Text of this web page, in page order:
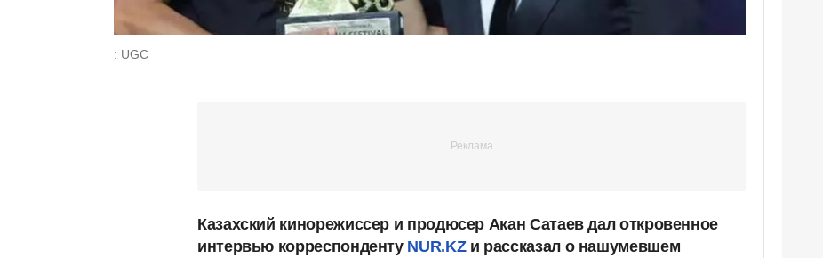
: UGC
Казахский кинорежиссер и продюсер Акан Сатаев дал откровенное
интервью корреспонденту NUR.KZи рассказал о нашумевшем